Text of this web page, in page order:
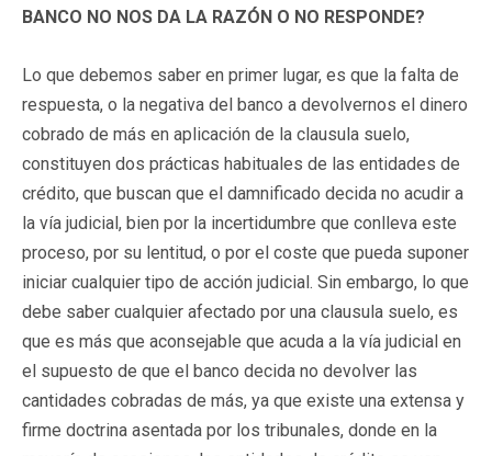
BANCO NO NOS DA LA RAZÓN O NO RESPONDE?
Lo que debemos saber en primer lugar, es que la falta de
respuesta, o la negativa del banco a devolvernos el dinero
cobrado de más en aplicación de la clausula suelo,
constituyen dos prácticas habituales de las entidades de
crédito, que buscan que el damnificado decida no acudir a
la vía judicial, bien por la incertidumbre que conlleva este
proceso, por su lentitud, o por el coste que pueda suponer
iniciar cualquier tipo de acción judicial. Sin embargo, lo que
debe saber cualquier afectado por una clausula suelo, es
que es más que aconsejable que acuda a la vía judicial en
el supuesto de que el banco decida no devolver las
cantidades cobradas de más, ya que existe una extensa y
firme doctrina asentada por los tribunales, donde en la